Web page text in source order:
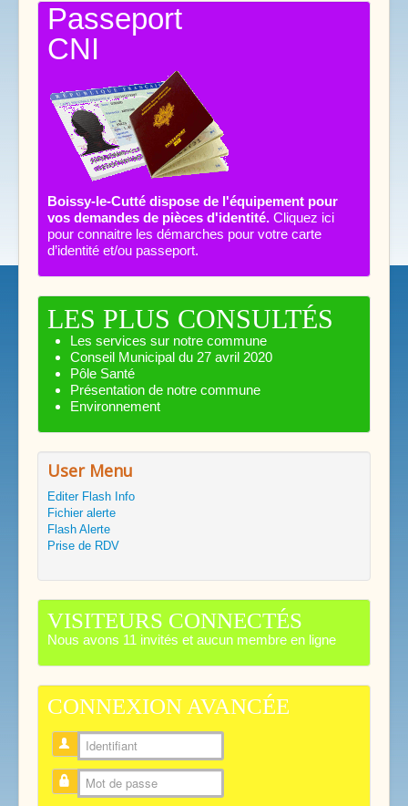
Passeport
CNI
Boissy-le-Cutté dispose de l'équipement pour
vos demandes de pièces d'identité. Cliquez ici
pour connaitre les démarches pour votre carte
d’identité et/ou passeport.
LES PLUS CONSULTÉS
Les services sur notre commune
Conseil Municipal du 27 avril 2020
Pôle Santé
Présentation de notre commune
Environnement
User Menu
Editer Flash Info
Fichier alerte
Flash Alerte
Prise de RDV
VISITEURS CONNECTÉS
Nous avons 11 invités et aucun membre en ligne
CONNEXION AVANCÉE
Identifiant
Mot de passe